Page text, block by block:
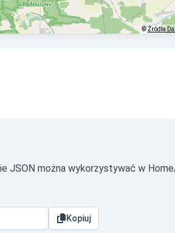
©Źródła
można wykorzystywać w
Kopiuj